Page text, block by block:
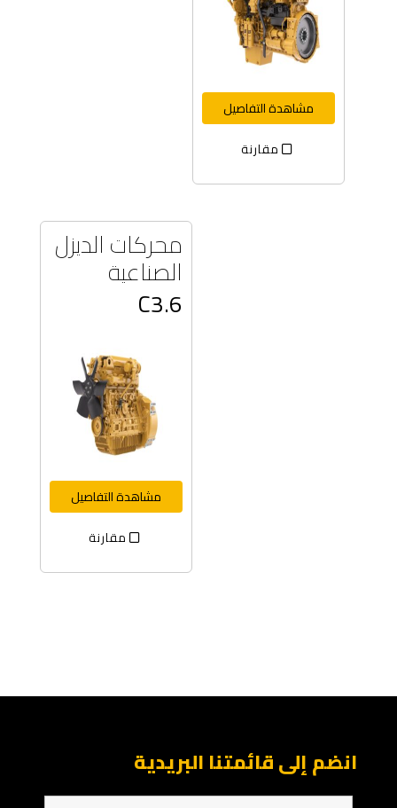
مشاهدة التفاصيل
مقارنة
محركات الديزل
الصناعية
C3.6
مشاهدة التفاصيل
مقارنة
انضم إلى قائمتنا البريدية